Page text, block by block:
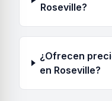
Roseville?
¿Ofrecen
en Roseville?